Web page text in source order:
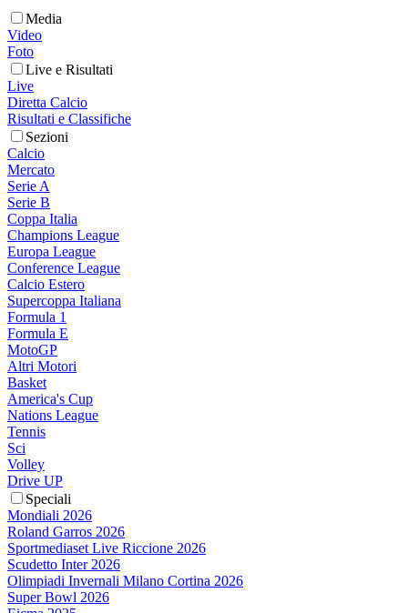
Media
Video
Foto
Live e Risultati
Live
Diretta Calcio
Risultati e Classifiche
Sezioni
Calcio
Mercato
Serie A
Serie B
Coppa Italia
Champions League
Europa League
Conference League
Calcio Estero
Supercoppa Italiana
Formula 1
Formula E
MotoGP
Altri Motori
Basket
America's Cup
Nations League
Tennis
Sci
Volley
Drive UP
Speciali
Mondiali 2026
Roland Garros 2026
Sportmediaset Live Riccione 2026
Scudetto Inter 2026
Olimpiadi Invernali Milano Cortina 2026
Super Bowl 2026